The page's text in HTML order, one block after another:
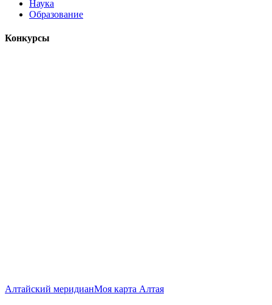
Наука
Образование
Конкурсы
Алтайский меридианМоя карта Алтая